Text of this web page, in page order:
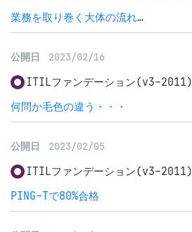
業務を取り巻く大体の流れを理解できました
公開日 2023/02/16
ITILファンデーション(v3-2011)
何問か毛色の違う・・・
公開日 2023/02/05
ITILファンデーション(v3-2011)
PING-Tで80%合格